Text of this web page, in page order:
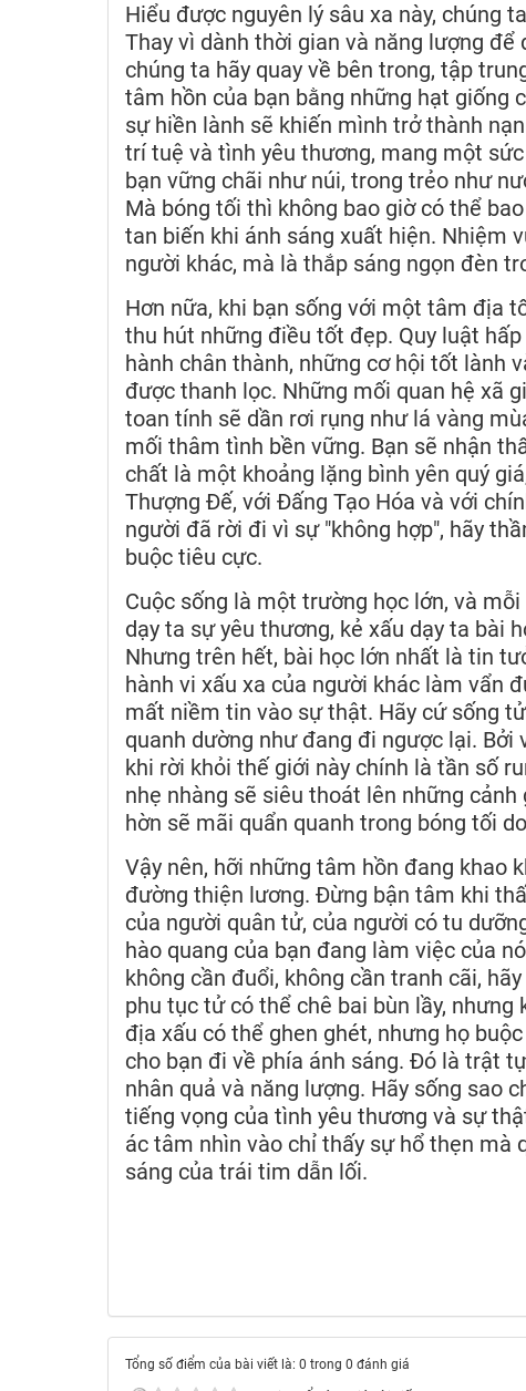
Hiểu được nguyên lý sâu xa này, chúng
Thay vì dành thời gian và năng lượng
chúng ta hãy quay về bên trong, tập
tâm hồn của bạn bằng những hạt giống
sự hiền lành sẽ khiến mình trở thành
trí tuệ và tình yêu thương, mang một
bạn vững chãi như núi, trong trẻo như
Mà bóng tối thì không bao giờ có thể
tan biến khi ánh sáng xuất hiện. Nhiệm
người khác, mà là thắp sáng ngọn đèn
Hơn nữa, khi bạn sống với một tâm địa
thu hút những điều tốt đẹp. Quy luật
hành chân thành, những cơ hội tốt lành
được thanh lọc. Những mối quan hệ xã
toan tính sẽ dần rơi rụng như lá vàng
mối thâm tình bền vững. Bạn sẽ nhận
chất là một khoảng lặng bình yên quý
Thượng Đế, với Đấng Tạo Hóa và với
người đã rời đi vì sự "không hợp", hãy
buộc tiêu cực.
Cuộc sống là một trường học lớn, và
dạy ta sự yêu thương, kẻ xấu dạy ta bài
Nhưng trên hết, bài học lớn nhất là tin
hành vi xấu xa của người khác làm vẩn
mất niềm tin vào sự thật. Hãy cứ sống
quanh dường như đang đi ngược lại.
khi rời khỏi thế giới này chính là tần số
nhẹ nhàng sẽ siêu thoát lên những
hờn sẽ mãi quẩn quanh trong bóng tối
Vậy nên, hỡi những tâm hồn đang khao
đường thiện lương. Đừng bận tâm khi
của người quân tử, của người có tu
hào quang của bạn đang làm việc của
không cần đuổi, không cần tranh cãi,
phu tục tử có thể chê bai bùn lầy,
địa xấu có thể ghen ghét, nhưng họ
cho bạn đi về phía ánh sáng. Đó là trật
nhân quả và năng lượng. Hãy sống sao
tiếng vọng của tình yêu thương và sự
ác tâm nhìn vào chỉ thấy sự hổ thẹn mà
sáng của trái tim dẫn lối.
Tổng số điểm của bài viết là: 0 trong 0 đánh giá